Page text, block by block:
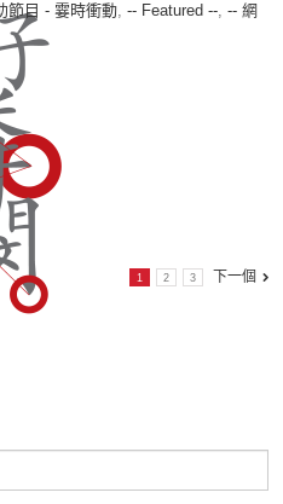
節目 - 霎時衝動, -- Featured --, -- 網
1 2 3 下一個